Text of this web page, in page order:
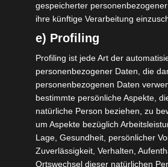
Der nordrhein-westfälische
Karl-Josef Laumann lässt
würde mir anstelle von
seinen Geschäftspartnern
überlegen, was man den
Bürgern in Nordrhein-
noch alles zumuten will.“
Grünen-Fraktionschef
gespeicherter
ihre künftige Verarbeitung
e) Profiling
Profiling ist jede Art der
personenbezogener Daten, die
personenbezogenen Daten
bestimmte persönliche Aspekte,
natürliche Person beziehen, zu
um Aspekte bezüglich
Lage, Gesundheit, persönlicher
Zuverlässigkeit, Verhalten,
Ortswechsel dieser natürlichen